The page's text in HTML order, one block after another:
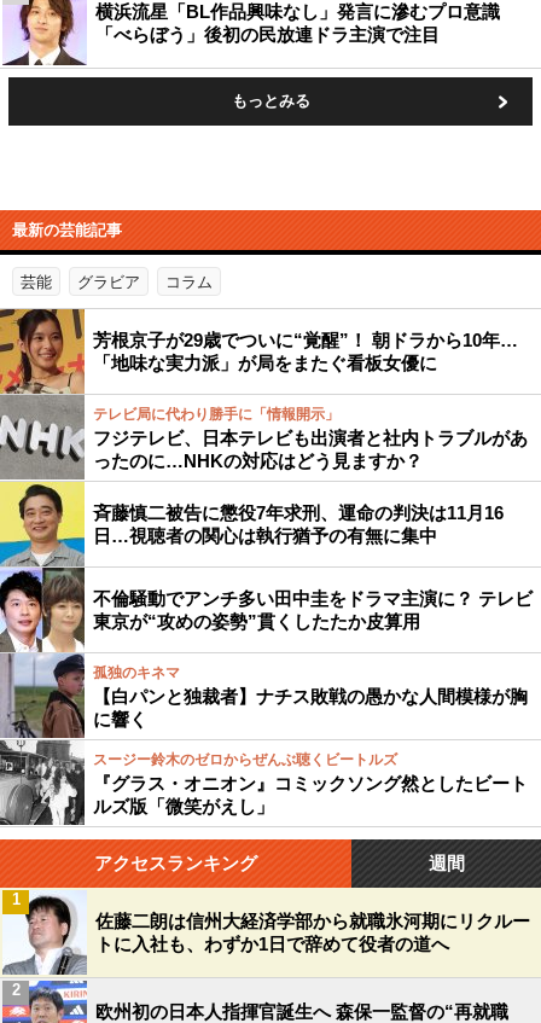
横浜流星「BL作品興味なし」発言に滲むプロ意識
「べらぼう」後初の民放連ドラ主演で注目
もっとみる
最新の芸能記事
芸能 グラビア コラム
芳根京子が29歳でついに“覚醒”！ 朝ドラから10年…
「地味な実力派」が局をまたぐ看板女優に
テレビ局に代わり勝手に「情報開示」
フジテレビ、日本テレビも出演者と社内トラブルがあ
ったのに…NHKの対応はどう見ますか？
斉藤慎二被告に懲役7年求刑、運命の判決は11月16
日…視聴者の関心は執行猶予の有無に集中
不倫騒動でアンチ多い田中圭をドラマ主演に？ テレビ
東京が“攻めの姿勢”貫くしたたか皮算用
孤独のキネマ
【白パンと独裁者】ナチス敗戦の愚かな人間模様が胸
に響く
スージー鈴木のゼロからぜんぶ聴くビートルズ
『グラス・オニオン』コミックソング然としたビート
ルズ版「微笑がえし」
アクセスランキング 週間
佐藤二朗は信州大経済学部から就職氷河期にリクルー
トに入社も、わずか1日で辞めて役者の道へ
1
欧州初の日本人指揮官誕生へ 森保一監督の“再就職
2